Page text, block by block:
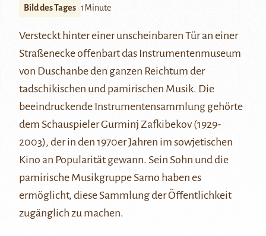
Bild des Tages 1Minute
Versteckt hinter einer unscheinbaren Tür an einer
Straßenecke offenbart das Instrumentenmuseum
von Duschanbeden ganzen Reichtum der
tadschikischen und pamirischen Musik. Die
beeindruckende Instrumentensammlung gehörte
dem Schauspieler Gurminj Zafkibekov (1929-
2003), der in den 1970er Jahren im sowjetischen
Kino an Popularität gewann. Sein Sohn und die
pamirische Musikgruppe Samo haben es
ermöglicht, diese Sammlung der Öffentlichkeit
zugänglich zu machen.